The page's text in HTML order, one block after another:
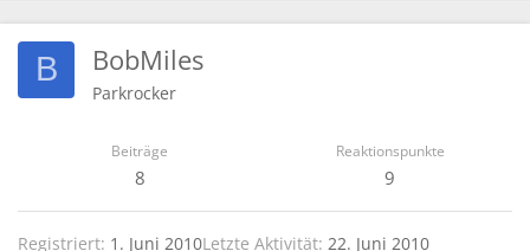
B BobMiles
Parkrocker
Beiträge
8
Reaktionspunkte
9
Registriert 1. Juni 2010Letzte Aktivität 22. Juni 2010